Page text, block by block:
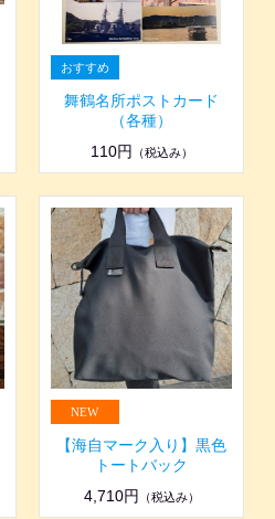
舞鶴名所ポストカード
（各種）
110円 （税込み）
【海自マーク入り】黒色
トートバック
4,710円
（税込み）